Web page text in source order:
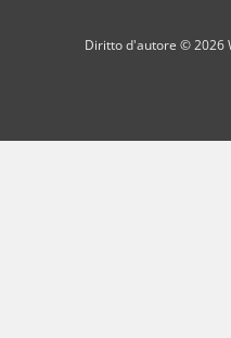
Diritto d'autore © 2026